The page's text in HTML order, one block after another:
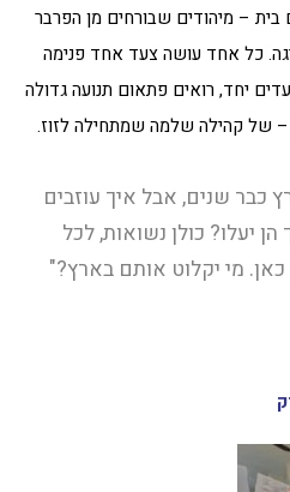
– מיהודים שבורחים מן הפרבר
כל אחד עושה צעד אחד פנימה
יחד, רואים פתאום תנועה גדולה
של קהילה שלמה שמתחילה לזוז.
כבר שנים, אבל איך עוזבים
יעלו? כולן נשואות, לכל
מי יקלוט אותם בארץ?"